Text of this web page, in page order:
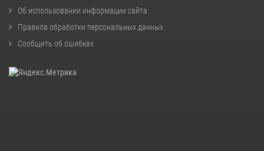
Об использовании информации сайта
Правила обработки персональных данных
Сообщить об ошибках